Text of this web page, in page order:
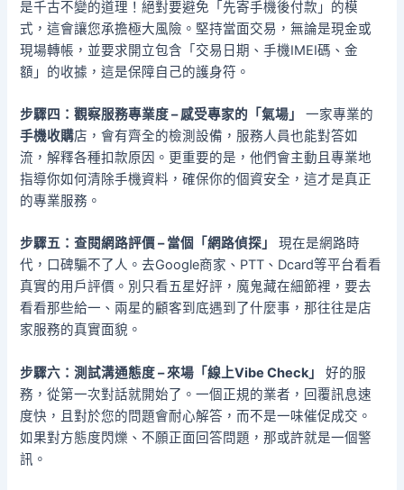
是千古不變的道理！絕對要避免「先寄手機後付款」的模
式，這會讓您承擔極大風險。堅持當面交易，無論是現金或
現場轉帳，並要求開立包含「交易日期、手機IMEI碼、金
額」的收據，這是保障自己的護身符。
步驟四：觀察服務專業度 – 感受專家的「氣場」
一家專業的
手機收購店，會有齊全的檢測設備，服務人員也能對答如
流，解釋各種扣款原因。更重要的是，他們會主動且專業地
指導你如何清除手機資料，確保你的個資安全，這才是真正
的專業服務。
步驟五：查閱網路評價 – 當個「網路偵探」
現在是網路時
代，口碑騙不了人。去Google商家、PTT、Dcard等平台看看
真實的用戶評價。別只看五星好評，魔鬼藏在細節裡，要去
看看那些給一、兩星的顧客到底遇到了什麼事，那往往是店
家服務的真實面貌。
步驟六：測試溝通態度 – 來場「線上Vibe Check」
好的服
務，從第一次對話就開始了。一個正規的業者，回覆訊息速
度快，且對於您的問題會耐心解答，而不是一味催促成交。
如果對方態度閃爍、不願正面回答問題，那或許就是一個警
訊。